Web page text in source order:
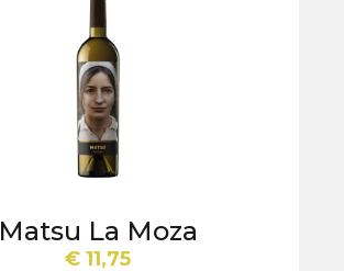
Matsu La Moza
€ 11,75